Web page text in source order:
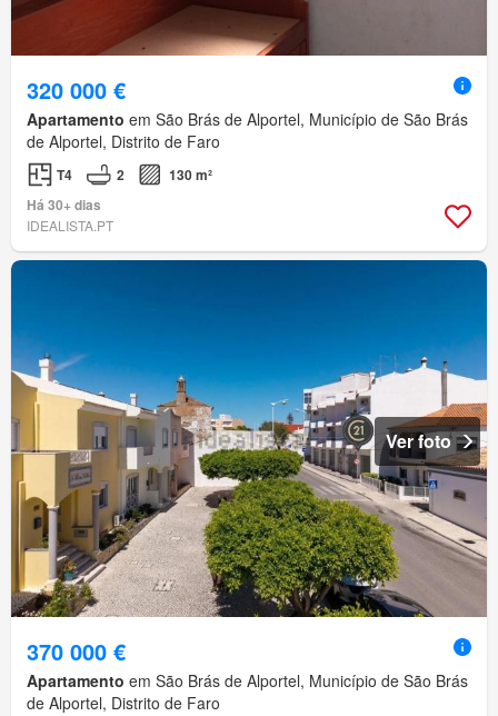
320 000 €
Apartamento em São Brás de Alportel, Município de São Brás
de Alportel, Distrito de Faro
T4 2
130 m²
Há 30+ dias
IDEALISTA.PT
Ver foto
370 000 €
Apartamento em São Brás de Alportel, Município de São Brás
de Alportel, Distrito de Faro